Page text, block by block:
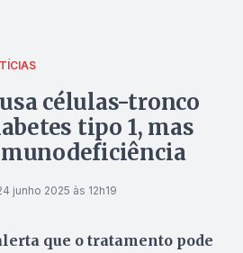
células-tronco
tipo 1, mas
junho 2025 às 12h19
que o tratamento pode